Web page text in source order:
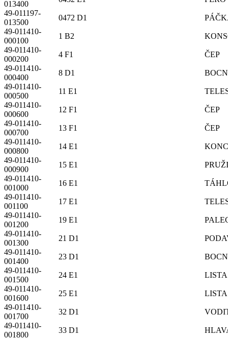
013400
49-011197-
013500
0472 D1
49-011410-
000100
1 B2
49-011410-
000200
4 F1
ČEP
49-011410-
000400
8 D1
49-011410-
000500
11 E1
49-011410-
000600
12 F1
ČEP
49-011410-
000700
13 F1
ČEP
49-011410-
000800
14 E1
49-011410-
000900
15 E1
49-011410-
001000
16 E1
49-011410-
001100
17 E1
49-011410-
001200
19 E1
49-011410-
001300
21 D1
49-011410-
001400
23 D1
49-011410-
001500
24 E1
LISTA
49-011410-
001600
25 E1
LISTA
49-011410-
001700
32 D1
49-011410-
001800
33 D1